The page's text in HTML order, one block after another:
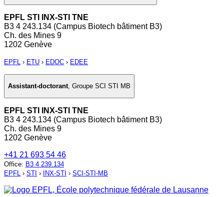
EPFL STI INX-STI TNE
B3 4 243.134 (Campus Biotech bâtiment B3)
Ch. des Mines 9
1202 Genève
EPFL › ETU › EDOC › EDEE
Assistant-doctorant, Groupe SCI STI MB
EPFL STI INX-STI TNE
B3 4 243.134 (Campus Biotech bâtiment B3)
Ch. des Mines 9
1202 Genève
+41 21 693 54 46
Office: B3 4 239.134
EPFL › STI › INX-STI › SCI-STI-MB